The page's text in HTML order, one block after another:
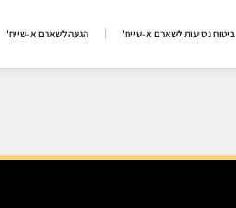
ביטוח נסיעות לשארם א-שייח' הגעה לשארם א-שייח'